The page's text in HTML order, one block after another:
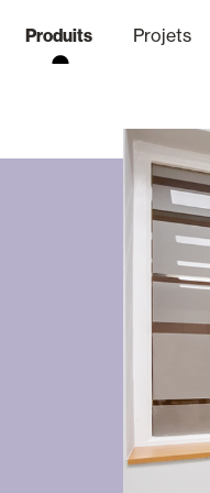
Produits Projets